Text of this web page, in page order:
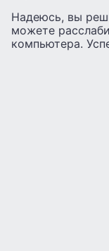
Надеюсь, вы
можете
компьютера.